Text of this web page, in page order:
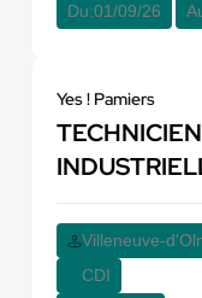
Du:01/09/26
Yes ! Pamiers
Villeneuve-
CDI